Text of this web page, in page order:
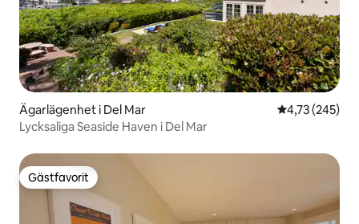
Ägarlägenhet i Del Mar 4,73 av 5 i
4,73 (245)
Lycksaliga Seaside Haven i Del Mar
Gästfavorit
Gästfavorit